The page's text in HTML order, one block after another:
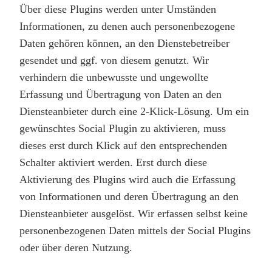
Über diese Plugins werden unter Umständen
Informationen, zu denen auch personenbezogene
Daten gehören können, an den Dienstebetreiber
gesendet und ggf. von diesem genutzt. Wir
verhindern die unbewusste und ungewollte
Erfassung und Übertragung von Daten an den
Diensteanbieter durch eine 2-Klick-Lösung. Um ein
gewünschtes Social Plugin zu aktivieren, muss
dieses erst durch Klick auf den entsprechenden
Schalter aktiviert werden. Erst durch diese
Aktivierung des Plugins wird auch die Erfassung
von Informationen und deren Übertragung an den
Diensteanbieter ausgelöst. Wir erfassen selbst keine
personenbezogenen Daten mittels der Social Plugins
oder über deren Nutzung.